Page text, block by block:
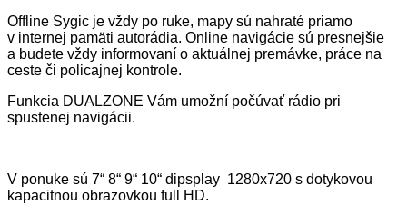
Offline Sygic je vždy po ruke, mapy sú nahraté priamo
v internej pamäti autorádia. Online navigácie sú presnejšie
a budete vždy informovaní o aktuálnej premávke, práce na
ceste či policajnej kontrole.
Funkcia DUALZONE Vám umožní počúvať rádio pri
spustenej navigácii.
V ponuke sú 7“ 8“ 9“ 10“ dipsplay 1280x720 s dotykovou
kapacitnou obrazovkou full HD.